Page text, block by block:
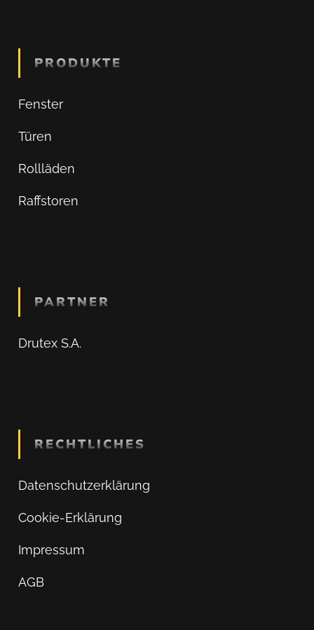
PRODUKTE
Fenster
Türen
Rollläden
Raffstoren
PARTNER
Drutex S.A.
RECHTLICHES
Datenschutzerklärung
Cookie-Erklärung
Impressum
AGB